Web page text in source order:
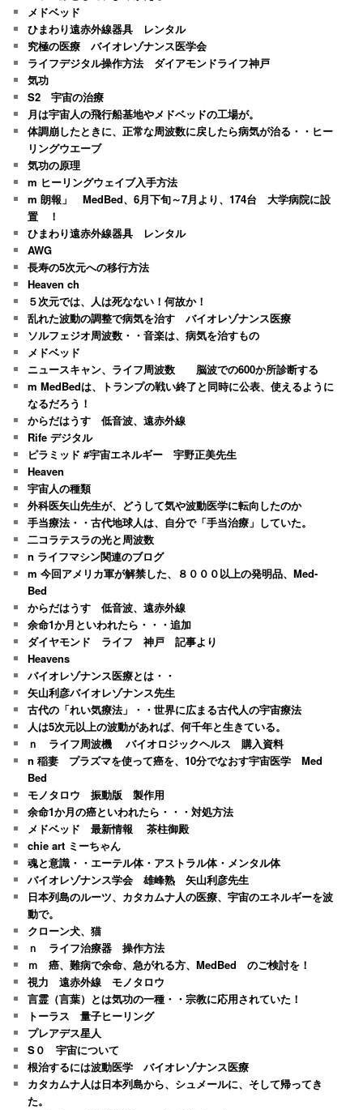
メドベッド
ひまわり遠赤外線器具 レンタル
究極の医療 バイオレゾナンス医学会
ライフデジタル操作方法 ダイアモンドライフ神戸
気功
S2 宇宙の治療
月は宇宙人の飛行船基地やメドベッドの工場が。
体調崩したときに、正常な周波数に戻したら病気が治る・・ヒー
リングウエーブ
気功の原理
m ヒーリングウェイブ入手方法
m 朗報」 MedBed、6月下旬～7月より、174台 大学病院に設
置 ！
ひまわり遠赤外線器具 レンタル
AWG
長寿の5次元への移行方法
Heaven ch
５次元では、人は死なない！何故か！
乱れた波動の調整で病気を治す バイオレゾナンス医療
ソルフェジオ周波数・・音楽は、病気を治すもの
メドベッド
ニュースキャン、ライフ周波数 脳波での600か所診断する
m MedBedは、トランプの戦い終了と同時に公表、使えるように
なるだろう！
からだはうす 低音波、遠赤外線
Rife デジタル
ピラミッド #宇宙エネルギー 宇野正美先生
Heaven
宇宙人の種類
外科医矢山先生が、どうして気や波動医学に転向したのか
手当療法・・古代地球人は、自分で「手当治療」していた。
二コラテスラの光と周波数
n ライフマシン関連のブログ
m 今回アメリカ軍が解禁した、８０００以上の発明品、Med-
Bed
からだはうす 低音波、遠赤外線
余命1か月といわれたら・・・追加
ダイヤモンド ライフ 神戸 記事より
Heavens
バイオレゾナンス医療とは・・
矢山利彦バイオレゾナンス先生
古代の「れい気療法」・・世界に広まる古代人の宇宙療法
人は5次元以上の波動があれば、何千年と生きている。
ｎ ライフ周波機 バイオロジックヘルス 購入資料
n 稲妻 プラズマを使って癌を、10分でなおす宇宙医学 Med
Bed
モノタロウ 振動版 製作用
余命1か月の癌といわれたら・・・対処方法
メドベッド 最新情報 茶柱御殿
chie art ミーちゃん
魂と意識・・エーテル体・アストラル体・メンタル体
バイオレゾナンス学会 雄峰熟 矢山利彦先生
日本列島のルーツ、カタカムナ人の医療、宇宙のエネルギーを波
動で。
クローン犬、猫
ｎ ライフ治療器 操作方法
ｍ 癌、難病で余命、急がれる方、MedBed のご検討を！
視力 遠赤外線 モノタロウ
言霊（言葉）とは気功の一種・・宗教に応用されていた！
トーラス 量子ヒーリング
プレアデス星人
S０ 宇宙について
根治するには波動医学 バイオレゾナンス医療
カタカムナ人は日本列島から、シュメールに、そして帰ってき
た。